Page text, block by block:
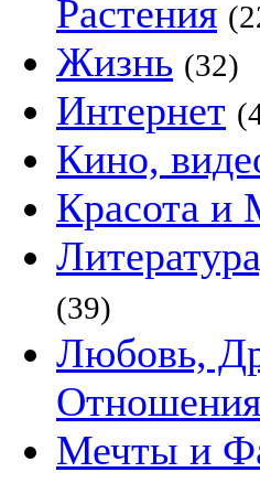
Растения
Жизнь (32)
Интернет
Кино,
Красота и
(39)
Любовь,
Отношения
Мечты и